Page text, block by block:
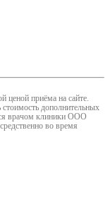
ценой приёма на сайте.
дополнительных
врачом клиники ООО
во время